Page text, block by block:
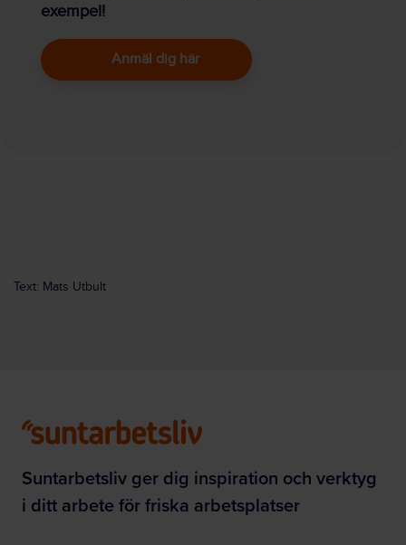
exempel!
Anmäl dig här
Text: Mats Utbult
Suntarbetsliv ger dig inspiration och verktyg
i ditt arbete för friska arbetsplatser